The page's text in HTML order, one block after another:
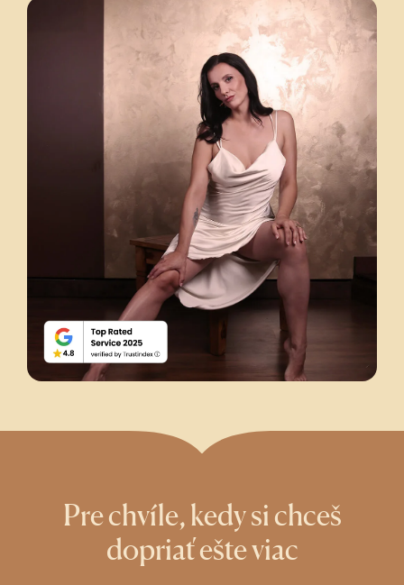
Pre chvíle, kedy si chceš
dopriať ešte viac